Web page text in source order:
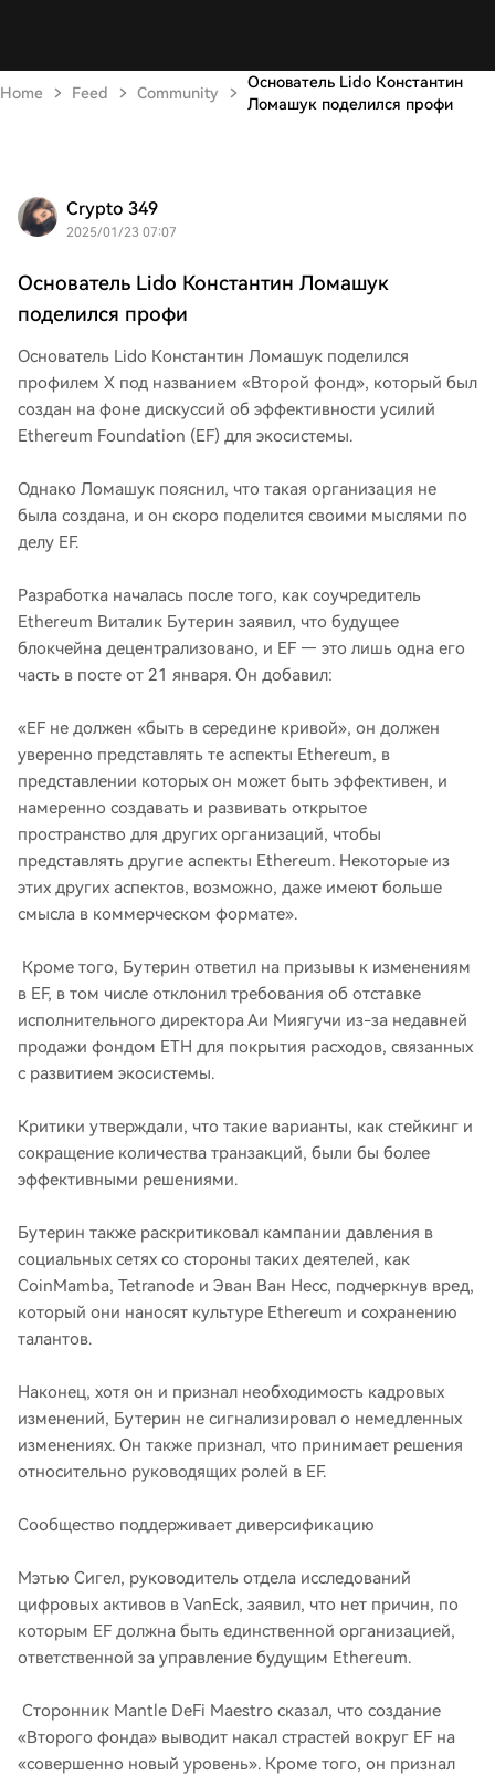
Home Feed Community
Основатель Lido Константин
Ломашук поделился профи
Crypto 349
2025/01/23 07:07
Основатель Lido Константин Ломашук
поделился профи
Основатель Lido Константин Ломашук поделился
профилем X под названием «Второй фонд», который был
создан на фоне дискуссий об эффективности усилий
Ethereum Foundation (EF) для экосистемы.
Однако Ломашук пояснил, что такая организация не
была создана, и он скоро поделится своими мыслями по
делу EF.
Разработка началась после того, как соучредитель
Ethereum Виталик Бутерин заявил, что будущее
блокчейна децентрализовано, и EF — это лишь одна его
часть в посте от 21 января. Он добавил:
«EF не должен «быть в середине кривой», он должен
уверенно представлять те аспекты Ethereum, в
представлении которых он может быть эффективен, и
намеренно создавать и развивать открытое
пространство для других организаций, чтобы
представлять другие аспекты Ethereum. Некоторые из
этих других аспектов, возможно, даже имеют больше
смысла в коммерческом формате».
Кроме того, Бутерин ответил на призывы к изменениям
в EF, в том числе отклонил требования об отставке
исполнительного директора Аи Миягучи из-за недавней
продажи фондом ETH для покрытия расходов, связанных
с развитием экосистемы.
Критики утверждали, что такие варианты, как стейкинг и
сокращение количества транзакций, были бы более
эффективными решениями.
Бутерин также раскритиковал кампании давления в
социальных сетях со стороны таких деятелей, как
CoinMamba, Tetranode и Эван Ван Несс, подчеркнув вред,
который они наносят культуре Ethereum и сохранению
талантов.
Наконец, хотя он и признал необходимость кадровых
изменений, Бутерин не сигнализировал о немедленных
изменениях. Он также признал, что принимает решения
относительно руководящих ролей в EF.
Сообщество поддерживает диверсификацию
Мэтью Сигел, руководитель отдела исследований
цифровых активов в VanEck, заявил, что нет причин, по
которым EF должна быть единственной организацией,
ответственной за управление будущим Ethereum.
Сторонник Mantle DeFi Maestro сказал, что создание
«Второго фонда» выводит накал страстей вокруг EF на
«совершенно новый уровень». Кроме того, он признал